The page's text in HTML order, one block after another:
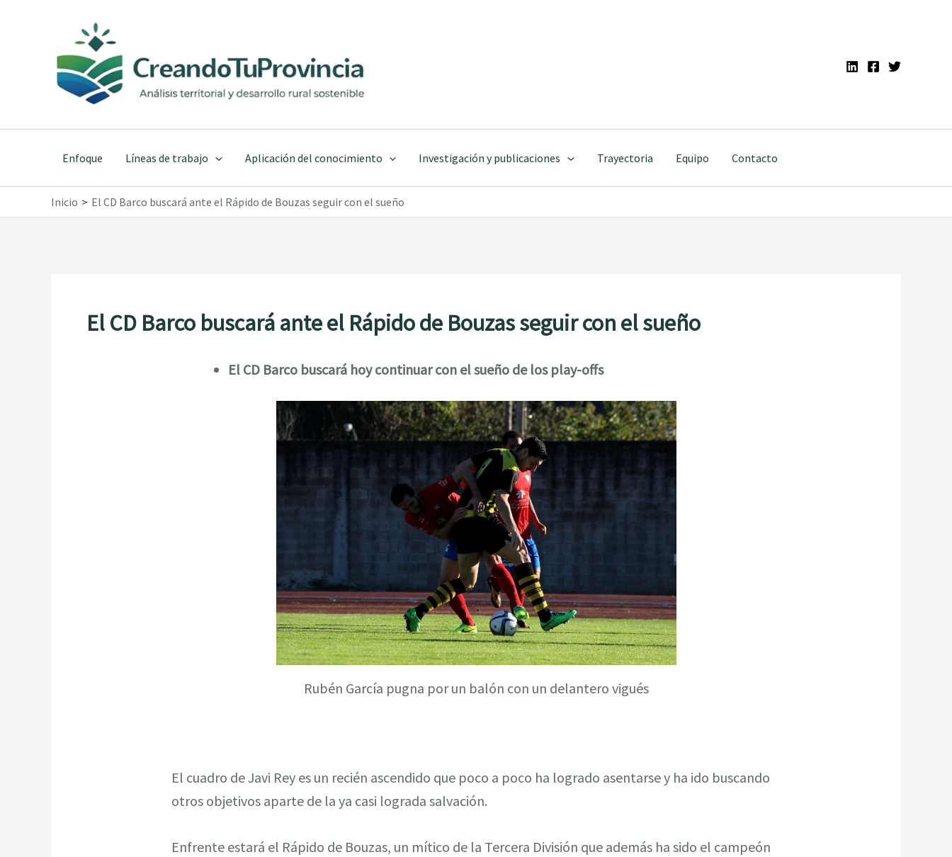
contenido
Enfoque Líneas de trabajo Aplicación del conocimiento Investigación y publicaciones Trayectoria Equipo Contacto
Inicio El CD Barco buscará ante el Rápido de Bouzas seguir con el sueño
El CD Barco buscará ante el Rápido de Bouzas seguir con el sueño
El CD Barco buscará hoy continuar con el sueño de los play-offs
Rubén García pugna por un balón con un delantero vigués
El cuadro de Javi Rey es un recién ascendido que poco a poco ha logrado asentarse y ha ido buscando
otros objetivos aparte de la ya casi lograda salvación.
Enfrente estará el Rápido de Bouzas, un mítico de la Tercera División que además ha sido el campeón